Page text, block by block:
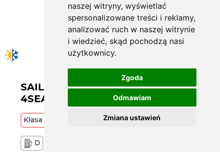
naszej witryny, wyświetlać
spersonalizowane treści i reklamy,
analizować ruch w naszej witrynie
i wiedzieć, skąd pochodzą nasi
użytkownicy.
Zgoda
Odmawiam
Zmiana ustawień
SAILUN W195/60 R15 ATREZZO
4SEASONS 88H RG
Klasa 88 H
D